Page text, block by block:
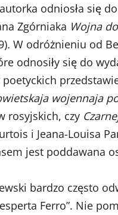
odniosła się
Zgórniaka Wojna
. W odróżnieniu od
odnosiły się do
wojennaja
rosyjskich, czy
i Jeana-Louisa
jest poddawana
bardzo często
Ferro”. Nie